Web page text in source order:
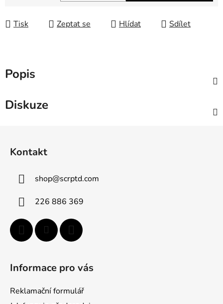
Tisk Zeptat se Hlídat Sdílet
Popis
Diskuze
Kontakt
shop@scrptd.com
226 886 369
Informace pro vás
Reklamační formulář